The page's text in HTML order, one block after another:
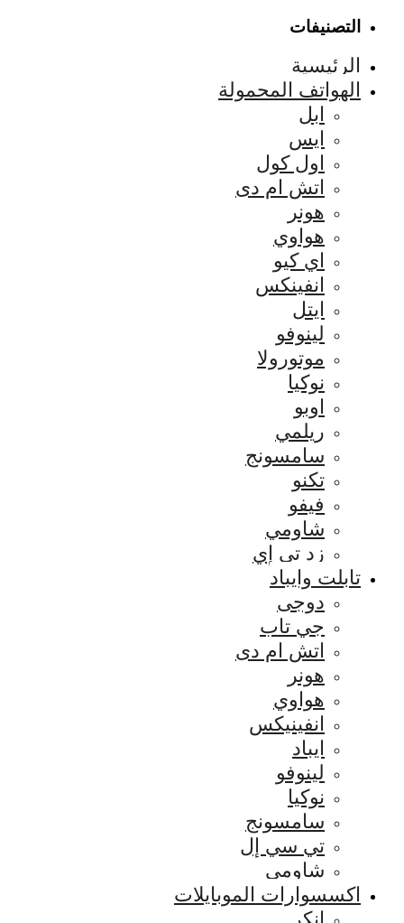
التصنيفات
الرئيسية
الهواتف المحمولة
ابل
ايس
اول كول
اتش ام دى
هونر
هواوي
اي كيو
انفينكس
ايتل
لينوفو
موتورولا
نوكيا
اوبو
ريلمي
سامسونج
تكنو
فيفو
شاومي
زد تي إي
تابلت وايباد
دوجى
جي تاب
اتش ام دى
هونر
هواوي
انفينيكس
ايباد
لينوفو
نوكيا
سامسونج
تي سي إل
شاومي
اكسسوارات الموبايلات